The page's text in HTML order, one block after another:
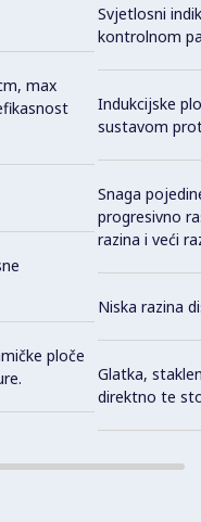
max
ploče
Svjetlosni
kontrolnom
Indukcijske
sustavom
Snaga
progresivno
razina i veći
Niska razina
Glatka,
direktno te